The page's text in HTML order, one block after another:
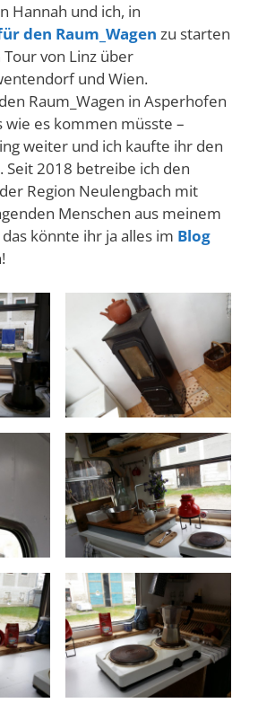
Hannah und ich, in
den Raum_Wagen zu starten
von Linz über
und Wien.
Raum_Wagen in Asperhofen
wie es kommen müsste –
weiter und ich kaufte ihr den
Seit 2018 betreibe ich den
Region Neulengbach mit
Menschen aus meinem
könnte ihr ja alles im Blog